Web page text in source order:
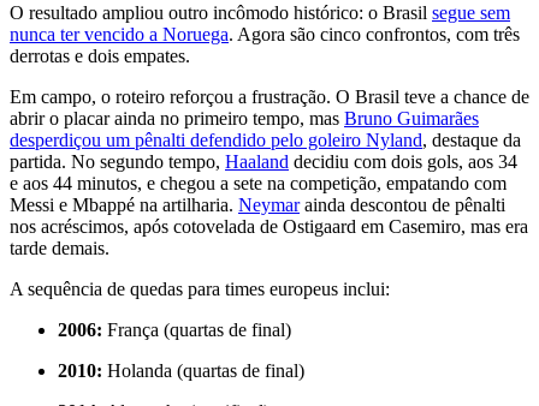
O resultado ampliou outro incômodo histórico: o Brasil segue sem
nunca ter vencido a Noruega. Agora são cinco confrontos, com três
derrotas e dois empates.
Em campo, o roteiro reforçou a frustração. O Brasil teve a chance de
abrir o placar ainda no primeiro tempo, mas Bruno Guimarães
desperdiçou um pênalti defendido pelo goleiro Nyland, destaque da
partida. No segundo tempo, Haaland decidiu com dois gols, aos 34
e aos 44 minutos, e chegou a sete na competição, empatando com
Messi e Mbappé na artilharia. Neymarainda descontou de pênalti
nos acréscimos, após cotovelada de Ostigaard em Casemiro, mas era
tarde demais.
A sequência de quedas para times europeus inclui:
2006: França (quartas de final)
2010: Holanda (quartas de final)